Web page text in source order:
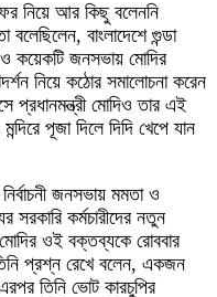
নিয়ে আর কিছু বলেননি
বাংলাদেশে গুন্ডা
জনসভায় মোদির
নিয়ে কঠোর সমালোচনা করেন
প্রধানমন্ত্রী মোদিও তার এই
পূজা দিলে দিদি খেপে যান
নির্বাচনী জনসভায় মমতা ও
সরকারি কর্মচারীদের নতুন
ওই বক্তব্যকে রোববার
প্রশ্ন রেখে বলেন, একজন
তিনি ভোট কারচুপির